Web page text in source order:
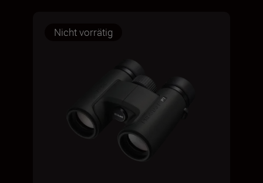
Nicht vorrätig